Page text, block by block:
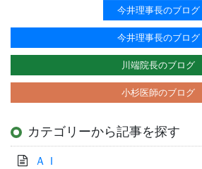
今井理事長のブログ
今井理事長のブログ
川端院長のブログ
小杉医師のブログ
カテゴリーから記事を探す
ＡＩ